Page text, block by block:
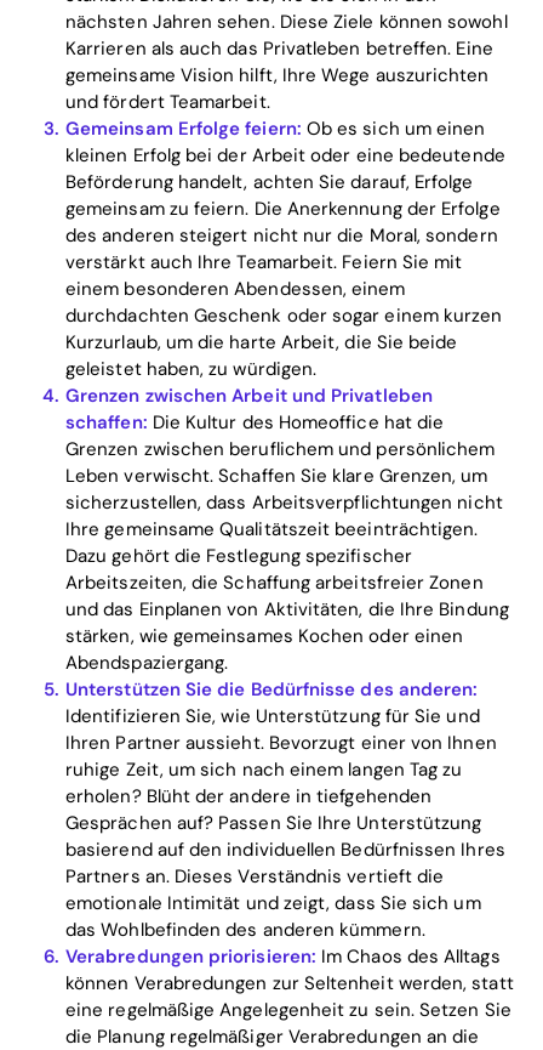
Home
Blog
Download
nächsten Jahren sehen. Diese Ziele können sowohl
Karrieren als auch das Privatleben betreffen. Eine
gemeinsame Vision hilft, Ihre Wege auszurichten
und fördert Teamarbeit.
Gemeinsam Erfolge feiern: Ob es sich um einen
kleinen Erfolg bei der Arbeit oder eine bedeutende
Beförderung handelt, achten Sie darauf, Erfolge
gemeinsam zu feiern. Die Anerkennung der Erfolge
des anderen steigert nicht nur die Moral, sondern
verstärkt auch Ihre Teamarbeit. Feiern Sie mit
einem besonderen Abendessen, einem
durchdachten Geschenk oder sogar einem kurzen
Kurzurlaub, um die harte Arbeit, die Sie beide
geleistet haben, zu würdigen.
Grenzen zwischen Arbeit und Privatleben
schaffen: Die Kultur des Homeoffice hat die
Grenzen zwischen beruflichem und persönlichem
Leben verwischt. Schaffen Sie klare Grenzen, um
sicherzustellen, dass Arbeitsverpflichtungen nicht
Ihre gemeinsame Qualitätszeit beeinträchtigen.
Dazu gehört die Festlegung spezifischer
Arbeitszeiten, die Schaffung arbeitsfreier Zonen
und das Einplanen von Aktivitäten, die Ihre Bindung
stärken, wie gemeinsames Kochen oder einen
Abendspaziergang.
Unterstützen Sie die Bedürfnisse des anderen:
Identifizieren Sie, wie Unterstützung für Sie und
Ihren Partner aussieht. Bevorzugt einer von Ihnen
ruhige Zeit, um sich nach einem langen Tag zu
erholen? Blüht der andere in tiefgehenden
Gesprächen auf? Passen Sie Ihre Unterstützung
basierend auf den individuellen Bedürfnissen Ihres
Partners an. Dieses Verständnis vertieft die
emotionale Intimität und zeigt, dass Sie sich um
das Wohlbefinden des anderen kümmern.
Verabredungen priorisieren: Im Chaos des Alltags
können Verabredungen zur Seltenheit werden, statt
eine regelmäßige Angelegenheit zu sein. Setzen Sie
die Planung regelmäßiger Verabredungen an die